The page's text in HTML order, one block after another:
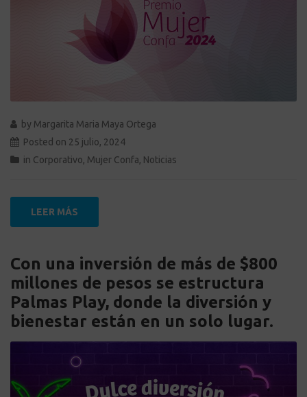
by Margarita Maria Maya Ortega
Posted on 25 julio, 2024
in Corporativo, Mujer Confa, Noticias
LEER MÁS
Con una inversión de más de $800
millones de pesos se estructura
Palmas Play, donde la diversión y
bienestar están en un solo lugar.